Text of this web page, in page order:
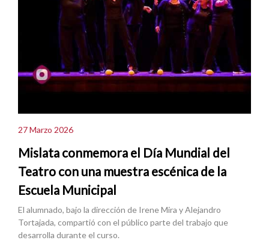
27 Marzo 2026
Mislata conmemora el Día Mundial del
Teatro con una muestra escénica de la
Escuela Municipal
El alumnado, bajo la dirección de Irene Mira y Alejandro
Tortajada, compartió con el público parte del trabajo que
desarrolla durante el curso.